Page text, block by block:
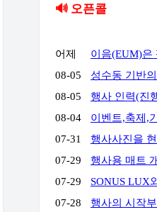
🔊 오픈콜
어제
08-05
08-05
08-04
07-31
07-29
07-29
07-28